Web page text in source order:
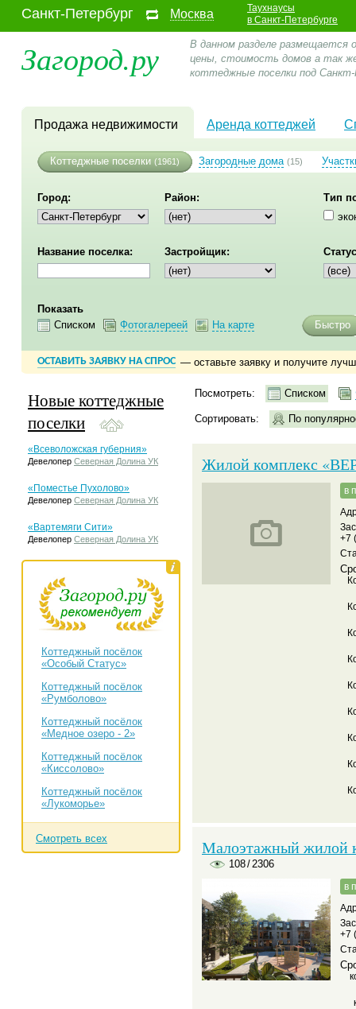
Санкт-Петербург Москва
Таухнаусы
в Санкт-Петербурге
Загород.ру
В данном разделе размещается
цены, стоимость домов а так
коттеджные поселки под
Продажа недвижимости Аренда коттеджей
Коттеджные поселки (1961) Загородные дома (15)
Город: Район:
Тип
Название поселка: Застройщик:
Показать
Списком
Фотогалереей На карте Быстро
ОСТАВИТЬ ЗАЯВКУ НА СПРОС — оставьте заявку и получите
Новые коттеджные
поселки
«Всеволожская губерния»
Девелопер Северная Долина УК
«Поместье Пухолово»
Девелопер Северная Долина УК
«Вартемяги Сити»
Девелопер Северная Долина УК
Коттеджный посёлок
«Особый Статус»
Коттеджный посёлок
«Румболово»
Коттеджный посёлок
«Медное озеро - 2»
Коттеджный посёлок
«Киссолово»
Коттеджный посёлок
«Лукоморье»
Смотреть всех
Посмотреть: Списком
Сортировать: По
Жилой комплекс
в
+7
Малоэтажный жилой
108/2306
в
+7